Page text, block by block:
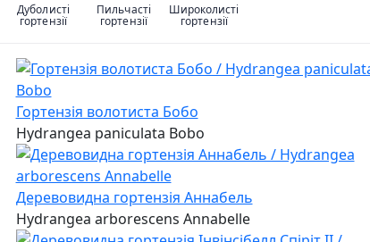
Дуболисті
гортензії
Пильчасті
гортензії
Широколисті
гортензії
Гортензія волотиста Бобо
Hydrangea paniculata Bobo
Деревовидна гортензія Аннабель
Hydrangea arborescens Annabelle